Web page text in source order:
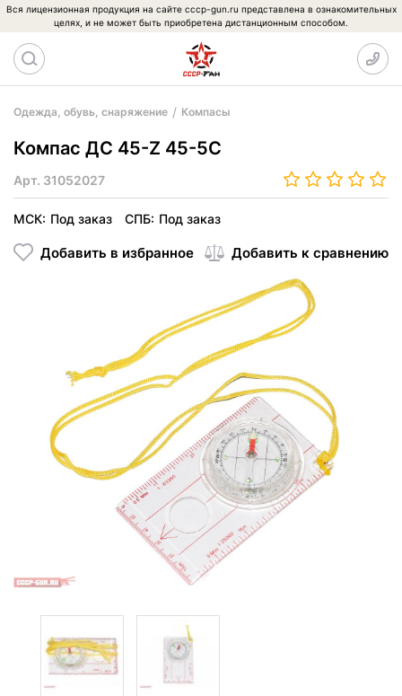
Вся лицензионная продукция на сайте cccp-gun.ru представлена в ознакомительных
целях, и не может быть приобретена дистанционным способом.
Одежда, обувь, снаряжение Компасы
Компас ДС 45-Z 45-5C
Арт. 31052027
МСК: Под заказ СПБ: Под заказ
Добавить в избранное Добавить к сравнению